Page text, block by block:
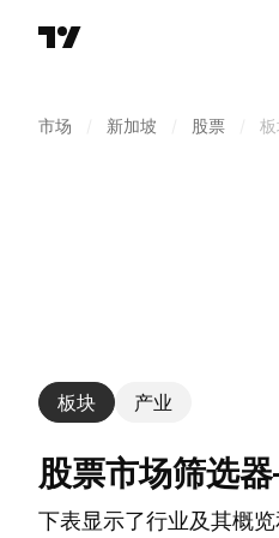
市场 新加坡 股票
板块 产业
股票市场筛选
下表显示了行业及其概